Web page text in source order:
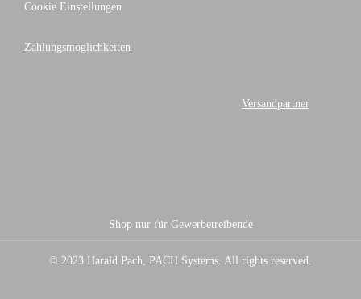
Cookie Einstellungen
Zahlungsmöglichkeiten
Versandpartner
Shop nur für Gewerbetreibende
© 2023 Harald Pach, PACH Systems. All rights reserved.